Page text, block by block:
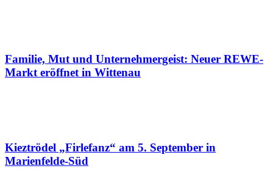
Familie, Mut und Unternehmergeist: Neuer REWE-
Markt eröffnet in Wittenau
Kieztrödel „Firlefanz“ am 5. September in
Marienfelde-Süd